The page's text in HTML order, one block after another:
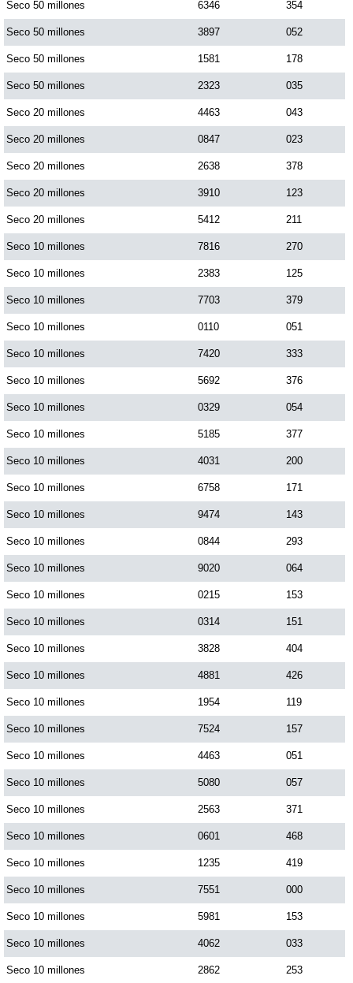
Seco 50 millones 6346 354
Seco 50 millones 3897 052
Seco 50 millones 1581 178
Seco 50 millones 2323 035
Seco 20 millones 4463 043
Seco 20 millones 0847 023
Seco 20 millones 2638 378
Seco 20 millones 3910 123
Seco 20 millones 5412 211
Seco 10 millones 7816 270
Seco 10 millones 2383 125
Seco 10 millones 7703 379
Seco 10 millones 0110 051
Seco 10 millones 7420 333
Seco 10 millones 5692 376
Seco 10 millones 0329 054
Seco 10 millones 5185 377
Seco 10 millones 4031 200
Seco 10 millones 6758 171
Seco 10 millones 9474 143
Seco 10 millones 0844 293
Seco 10 millones 9020 064
Seco 10 millones 0215 153
Seco 10 millones 0314 151
Seco 10 millones 3828 404
Seco 10 millones 4881 426
Seco 10 millones 1954 119
Seco 10 millones 7524 157
Seco 10 millones 4463 051
Seco 10 millones 5080 057
Seco 10 millones 2563 371
Seco 10 millones 0601 468
Seco 10 millones 1235 419
Seco 10 millones 7551 000
Seco 10 millones 5981 153
Seco 10 millones 4062 033
Seco 10 millones 2862 253